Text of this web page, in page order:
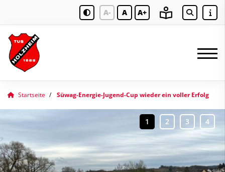
A- A A+
Startseite Süwag-Energie-Jugend-Cup wieder ein voller Erfolg